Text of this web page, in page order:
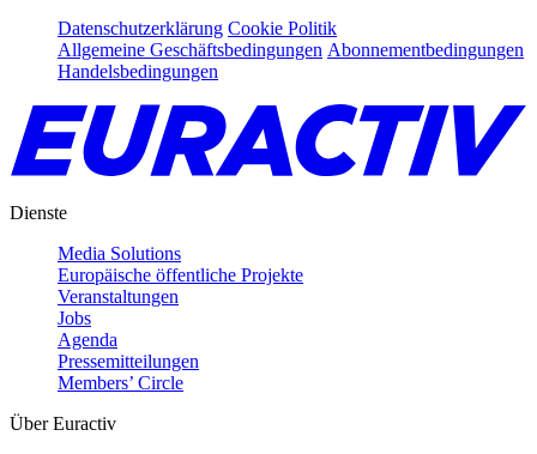
Datenschutzerklärung Cookie Politik
Allgemeine Geschäftsbedingungen Abonnementbedingungen
Handelsbedingungen
Dienste
Media Solutions
Europäische öffentliche Projekte
Veranstaltungen
Jobs
Agenda
Pressemitteilungen
Members’ Circle
Über Euractiv